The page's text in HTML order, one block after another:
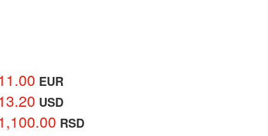
EUR
USD
RSD